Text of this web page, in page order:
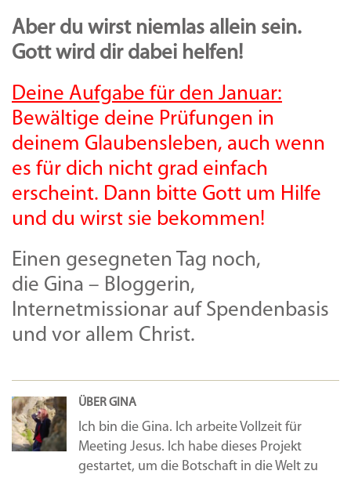
Aber du wirst niemlas allein sein.
Gott wird dir dabei helfen!
Deine Aufgabe für den Januar:
Bewältige deine Prüfungen in
deinem Glaubensleben, auch wenn
es für dich nicht grad einfach
erscheint. Dann bitte Gott um Hilfe
und du wirst sie bekommen!
Einen gesegneten Tag noch,
die Gina – Bloggerin,
Internetmissionar auf Spendenbasis
und vor allem Christ.
ÜBER GINA
Ich bin die Gina. Ich arbeite Vollzeit für
Meeting Jesus. Ich habe dieses Projekt
gestartet, um die Botschaft in die Welt zu